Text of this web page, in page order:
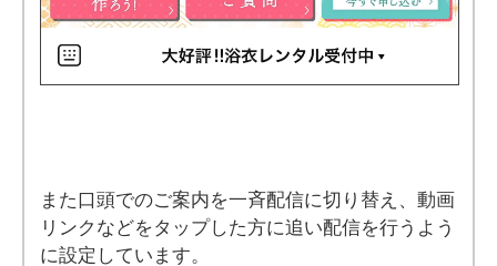
また口頭でのご案内を一斉配信に切り替え、動画
リンクなどをタップした方に追い配信を行うよう
に設定しています。